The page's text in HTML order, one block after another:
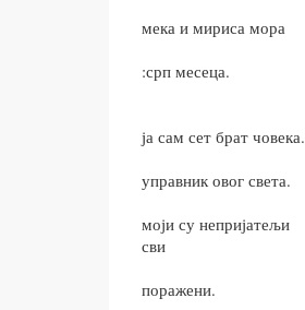
мека и мириса мора
:срп месеца.
ја сам сет брат човека.
управник овог света.
моји су непријатељи
сви
поражени.